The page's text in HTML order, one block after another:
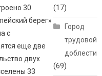
30
берег»
с
еще две
двух
33
(17)
Город
трудовой
доблести
(69)